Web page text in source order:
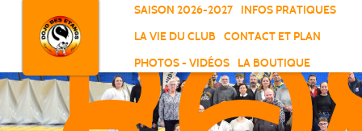
SAISON 2026-2027
INFOS PRATIQUES
LA VIE DU CLUB
CONTACT ET PLAN
PHOTOS - VIDÉOS
LA BOUTIQUE
Panneau de gestion des cookies